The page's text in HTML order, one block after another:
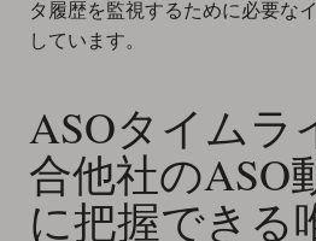
タ履歴を監視するために必要な
しています。
ASOタイムラ
合他社のASO
に把握できる